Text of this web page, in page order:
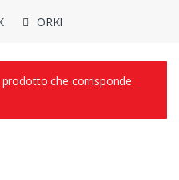
ORKI
che corrisponde